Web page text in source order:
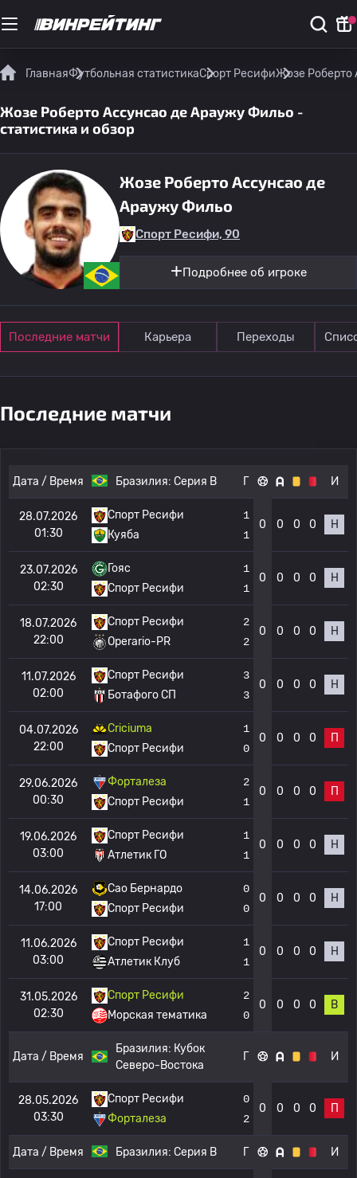
ГлавнаяФутбольная статистикаСпорт РесифиЖозе Роберто
Жозе Роберто Ассунсао де Араужу Фильо -
статистика и обзор
Жозе Роберто Ассунсао де
Араужу Фильо
Спорт Ресифи, 90
Подробнее об игроке
Последние матчи Карьера Переходы
Последние матчи
Дата / Время Бразилия: Серия B Г И
28.07.2026
01:30
Спорт Ресифи
Куяба
1
1
0 0 0 0 Н
23.07.2026
02:30
Гояс
Спорт Ресифи
1
1
0 0 0 0 Н
18.07.2026
22:00
Спорт Ресифи
Operario-PR
2
2
0 0 0 0 Н
11.07.2026
02:00
Спорт Ресифи
Ботафого СП
3
3
0 0 0 0 Н
04.07.2026
22:00
Criciuma
Спорт Ресифи
1
0
0 0 0 0 П
29.06.2026
00:30
Форталеза
Спорт Ресифи
2
1
0 0 0 0 П
19.06.2026
03:00
Спорт Ресифи
Атлетик ГО
1
1
0 0 0 0 Н
14.06.2026
17:00
Сао Бернардо
Спорт Ресифи
0
0
0 0 0 0 Н
11.06.2026
03:00
Спорт Ресифи
Атлетик Клуб
1
1
0 0 0 0 Н
31.05.2026
02:30
Спорт Ресифи
Морская тематика
2
0
0 0 0 0 В
Дата / Время
Бразилия: Кубок
Северо-Востока
Г И
28.05.2026
03:30
Спорт Ресифи
Форталеза
0
2
0 0 0 0 П
Дата / Время Бразилия: Серия B Г И